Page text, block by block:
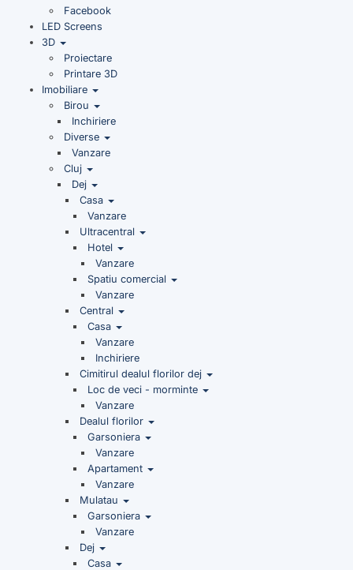
Facebook
LED Screens
3D
Proiectare
Printare 3D
Imobiliare
Birou
Inchiriere
Diverse
Vanzare
Cluj
Dej
Casa
Vanzare
Ultracentral
Hotel
Vanzare
Spatiu comercial
Vanzare
Central
Casa
Vanzare
Inchiriere
Cimitirul dealul florilor dej
Loc de veci - morminte
Vanzare
Dealul florilor
Garsoniera
Vanzare
Apartament
Vanzare
Mulatau
Garsoniera
Vanzare
Dej
Casa